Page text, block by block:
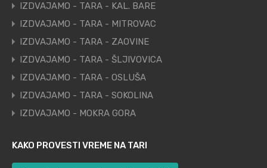
IZDVAJAMO - TARA - KAL. BARE
IZDVAJAMO - TARA - MITROVAC
IZDVAJAMO - TARA - ZAOVINE
IZDVAJAMO - TARA - ŠLJIVOVICA
IZDVAJAMO - TARA - OSLUŠA
IZDVAJAMO - TARA - SOKOLINA
IZDVAJAMO - MOKRA GORA
KAKO PROVESTI VREME NA TARI